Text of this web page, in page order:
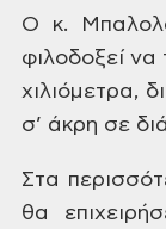
Ο κ.
φιλοδοξεί να
χιλιόμετρα,
σ’ άκρη σε
Στα
θα